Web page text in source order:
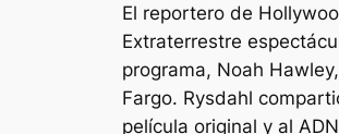
El reportero de
Extraterrestre
programa, Noah
Fargo. Rysdahl
película original y al